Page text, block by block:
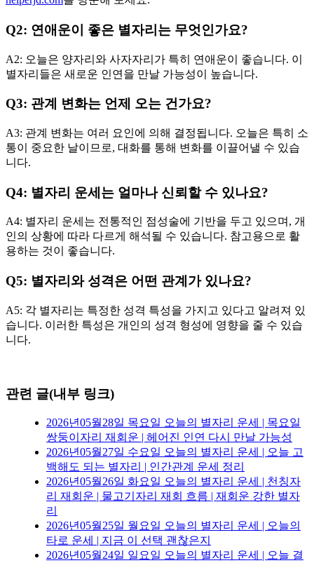
Q2: 연애운이 좋은 별자리는 무엇인가요?
A2: 오늘은 양자리와 사자자리가 특히 연애운이 좋습니다. 이
별자리들은 새로운 인연을 만날 가능성이 높습니다.
Q3: 관계 변화는 언제 오는 건가요?
A3: 관계 변화는 여러 요인에 의해 결정됩니다. 오늘은 특히 소
통이 중요한 날이므로, 대화를 통해 변화를 이끌어낼 수 있습
니다.
Q4: 별자리 운세는 얼마나 신뢰할 수 있나요?
A4: 별자리 운세는 전통적인 점성술에 기반을 두고 있으며, 개
인의 상황에 따라 다르게 해석될 수 있습니다. 참고용으로 활
용하는 것이 좋습니다.
Q5: 별자리와 성격은 어떤 관계가 있나요?
A5: 각 별자리는 특정한 성격 특성을 가지고 있다고 알려져 있
습니다. 이러한 특성은 개인의 성격 형성에 영향을 줄 수 있습
니다.
관련 글(내부 링크)
2026년05월28일 목요일 오늘의 별자리 운세 | 목요일
쌍둥이자리 재회운 | 헤어진 인연 다시 만날 가능성
2026년05월27일 수요일 오늘의 별자리 운세 | 오늘 고
백해도 되는 별자리 | 인간관계 운세 정리
2026년05월26일 화요일 오늘의 별자리 운세 | 천칭자
리 재회운 | 물고기자리 재회 흐름 | 재회운 강한 별자
리
2026년05월25일 월요일 오늘의 별자리 운세 | 오늘의
타로 운세 | 지금 이 선택 괜찮은지
2026년05월24일 일요일 오늘의 별자리 운세 | 오늘 결